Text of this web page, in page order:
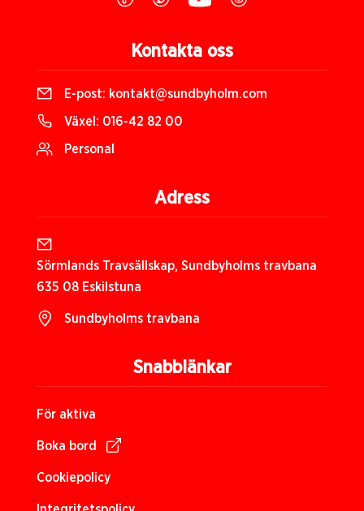
Snabblänkar
För aktiva
Boka bord
Cookiepolicy
Kontakta oss
E-post: kontakt@sundbyholm.com
Växel: 016-42 82 00
Personal
Adress
Sörmlands Travsällskap, Sundbyholms travbana
635 08 Eskilstuna
Sundbyholms travbana